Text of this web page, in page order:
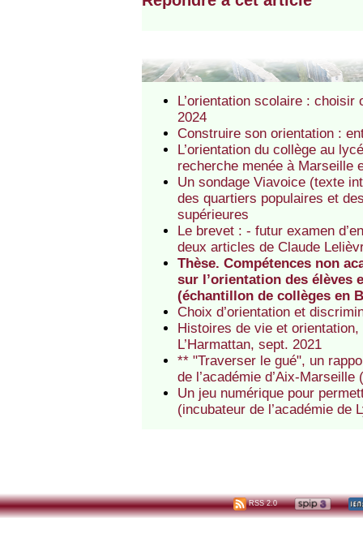
L’orientation scolaire :
2024
Construire son orientation :
L’orientation du collège au
recherche menée à Marseille
Un sondage Viavoice (texte
des quartiers populaires et
supérieures
Le brevet : - futur examen
deux articles de Claude
Thèse. Compétences non
sur l’orientation des élèves
(échantillon de collèges en
Choix d’orientation et
Histoires de vie et
L’Harmattan, sept. 2021
** "Traverser le gué", un
de l’académie d’Aix-Marseille
Un jeu numérique pour
(incubateur de l’académie de
RSS 2.0